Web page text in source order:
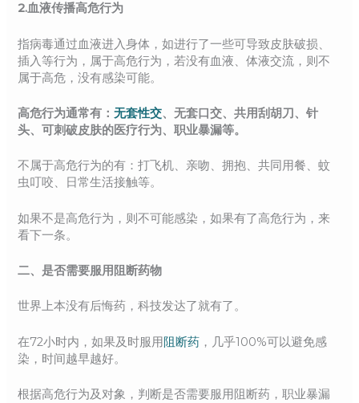
2.血液传播高危行为
指病毒通过血液进入身体，如进行了一些可导致皮肤破损、
插入等行为，属于高危行为，若没有血液、体液交流，则不
属于高危，没有感染可能。
高危行为通常有：无套性交、无套口交、共用刮胡刀、针
头、可刺破皮肤的医疗行为、职业暴漏等。
不属于高危行为的有：打飞机、亲吻、拥抱、共同用餐、蚊
虫叮咬、日常生活接触等。
如果不是高危行为，则不可能感染，如果有了高危行为，来
看下一条。
二、是否需要服用阻断药物
世界上本没有后悔药，科技发达了就有了。
在72小时内，如果及时服用阻断药 ，几乎100%可以避免感
染，时间越早越好。
根据高危行为及对象，判断是否需要服用阻断药，职业暴漏